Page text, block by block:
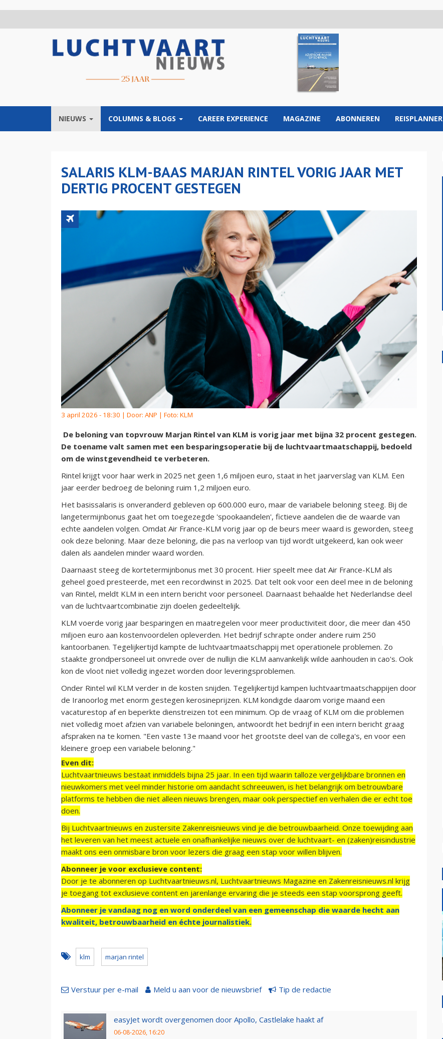
NIEUWS COLUMNS & BLOGS CAREER EXPERIENCE MAGAZINE ABONNEREN REISPLANNER
SALARIS KLM-BAAS MARJAN RINTEL VORIG JAAR MET
DERTIG PROCENT GESTEGEN
3 april 2026 - 18:30 | Door: ANP | Foto: KLM
De beloning van topvrouw Marjan Rintel van KLM is vorig jaar met bijna 32 procent gestegen.
De toename valt samen met een besparingsoperatie bij de luchtvaartmaatschappij, bedoeld
om de winstgevendheid te verbeteren.
Rintel krijgt voor haar werk in 2025 net geen 1,6 miljoen euro, staat in het jaarverslag van KLM. Een
jaar eerder bedroeg de beloning ruim 1,2 miljoen euro.
Het basissalaris is onveranderd gebleven op 600.000 euro, maar de variabele beloning steeg. Bij de
langetermijnbonus gaat het om toegezegde 'spookaandelen', fictieve aandelen die de waarde van
echte aandelen volgen. Omdat Air France-KLM vorig jaar op de beurs meer waard is geworden, steeg
ook deze beloning. Maar deze beloning, die pas na verloop van tijd wordt uitgekeerd, kan ook weer
dalen als aandelen minder waard worden.
Daarnaast steeg de kortetermijnbonus met 30 procent. Hier speelt mee dat Air France-KLM als
geheel goed presteerde, met een recordwinst in 2025. Dat telt ook voor een deel mee in de beloning
van Rintel, meldt KLM in een intern bericht voor personeel. Daarnaast behaalde het Nederlandse deel
van de luchtvaartcombinatie zijn doelen gedeeltelijk.
KLM voerde vorig jaar besparingen en maatregelen voor meer productiviteit door, die meer dan 450
miljoen euro aan kostenvoordelen opleverden. Het bedrijf schrapte onder andere ruim 250
kantoorbanen. Tegelijkertijd kampte de luchtvaartmaatschappij met operationele problemen. Zo
staakte grondpersoneel uit onvrede over de nullijn die KLM aanvankelijk wilde aanhouden in cao's. Ook
kon de vloot niet volledig ingezet worden door leveringsproblemen.
Onder Rintel wil KLM verder in de kosten snijden. Tegelijkertijd kampen luchtvaartmaatschappijen door
de Iranoorlog met enorm gestegen kerosineprijzen. KLM kondigde daarom vorige maand een
vacaturestop af en beperkte dienstreizen tot een minimum. Op de vraag of KLM om die problemen
niet volledig moet afzien van variabele beloningen, antwoordt het bedrijf in een intern bericht graag
afspraken na te komen. "Een vaste 13e maand voor het grootste deel van de collega's, en voor een
kleinere groep een variabele beloning."
Even dit:
Luchtvaartnieuws bestaat inmiddels bijna 25 jaar. In een tijd waarin talloze vergelijkbare bronnen en
nieuwkomers met veel minder historie om aandacht schreeuwen, is het belangrijk om betrouwbare
platforms te hebben die niet alleen nieuws brengen, maar ook perspectief en verhalen die er echt toe
doen.
Bij Luchtvaartnieuws en zustersite Zakenreisnieuws vind je die betrouwbaarheid. Onze toewijding aan
het leveren van het meest actuele en onafhankelijke nieuws over de luchtvaart- en (zaken)reisindustrie
maakt ons een onmisbare bron voor lezers die graag een stap voor willen blijven.
Abonneer je voor exclusieve content:
Door je te abonneren op Luchtvaartnieuws.nl, Luchtvaartnieuws Magazine en Zakenreisnieuws.nl krijg
je toegang tot exclusieve content en jarenlange ervaring die je steeds een stap voorsprong geeft.
Abonneer je vandaag nog en word onderdeel van een gemeenschap die waarde hecht aan
kwaliteit, betrouwbaarheid en échte journalistiek.
klm marjan rintel
Verstuur per e-mail Meld u aan voor de nieuwsbrief Tip de redactie
easyJet wordt overgenomen door Apollo, Castlelake haakt af
06-08-2026, 16:20